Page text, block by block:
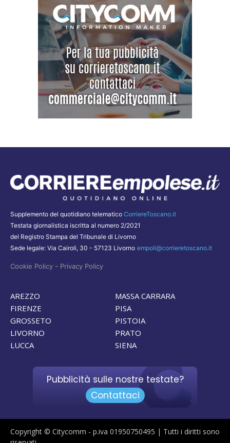
Supplemento del quotidiano telematico CorriereToscano.it
Testata giornalistica iscritta al numero 2/2021
del Registro Stampa del Tribunale di Livorno
Sede legale: Via Cairoli, 30 - 57123 Livorno empoli@corrieretoscano.it
Cookie Policy - Privacy Policy
AREZZO
FIRENZE
GROSSETO
LIVORNO
LUCCA
MASSA CARRARA
PISA
PISTOIA
PRATO
SIENA
Pubblicità sulle nostre testate?
Contattaci
Copyright © Citycomm - p.iva 01950750495 | Tutti i diritti sono